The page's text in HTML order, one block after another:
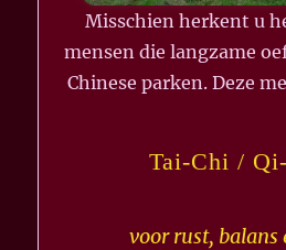
Misschien herkent u
mensen die langzame
Chinese parken. Deze
Tai-Chi /
voor rust, balans